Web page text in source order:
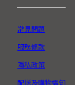
常見問題
服務條款
隱私政策
配送及購物需知